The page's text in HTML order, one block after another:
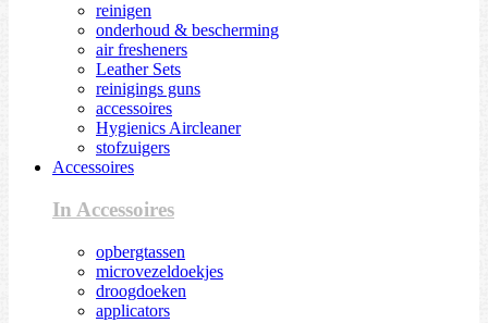
reinigen
onderhoud & bescherming
air fresheners
Leather Sets
reinigings guns
accessoires
Hygienics Aircleaner
stofzuigers
Accessoires
In Accessoires
opbergtassen
microvezeldoekjes
droogdoeken
applicators